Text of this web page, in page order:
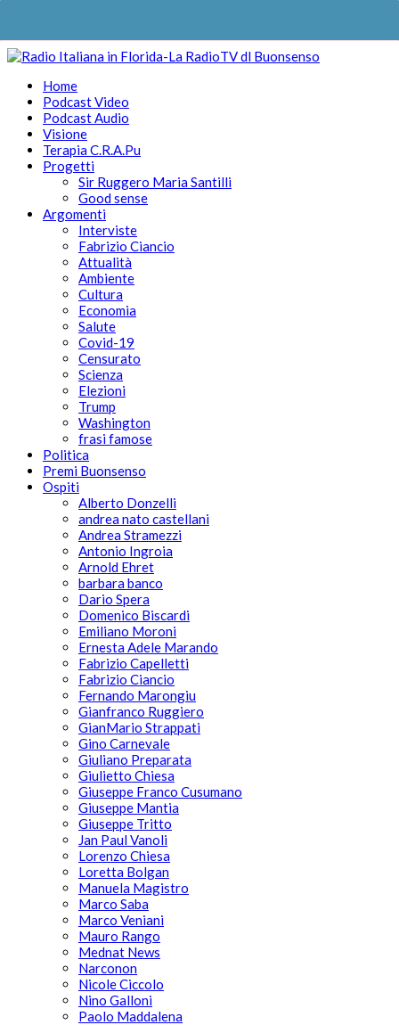
Home
Podcast Video
Podcast Audio
Visione
Terapia C.R.A.Pu
Progetti
Sir Ruggero Maria Santilli
Good sense
Argomenti
Interviste
Fabrizio Ciancio
Attualità
Ambiente
Cultura
Economia
Salute
Covid-19
Censurato
Scienza
Elezioni
Trump
Washington
frasi famose
Politica
Premi Buonsenso
Ospiti
Alberto Donzelli
andrea nato castellani
Andrea Stramezzi
Antonio Ingroia
Arnold Ehret
barbara banco
Dario Spera
Domenico Biscardi
Emiliano Moroni
Ernesta Adele Marando
Fabrizio Capelletti
Fabrizio Ciancio
Fernando Marongiu
Gianfranco Ruggiero
GianMario Strappati
Gino Carnevale
Giuliano Preparata
Giulietto Chiesa
Giuseppe Franco Cusumano
Giuseppe Mantia
Giuseppe Tritto
Jan Paul Vanoli
Lorenzo Chiesa
Loretta Bolgan
Manuela Magistro
Marco Saba
Marco Veniani
Mauro Rango
Mednat News
Narconon
Nicole Ciccolo
Nino Galloni
Paolo Maddalena